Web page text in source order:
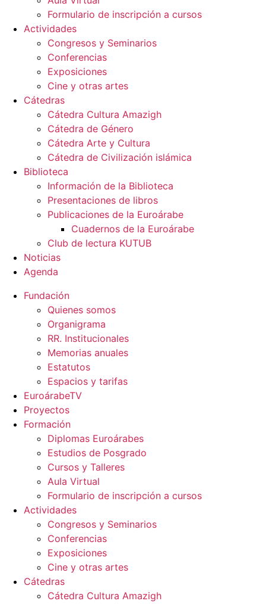
Formulario de inscripción a cursos
Actividades
Congresos y Seminarios
Conferencias
Exposiciones
Cine y otras artes
Cátedras
Cátedra Cultura Amazigh
Cátedra de Género
Cátedra Arte y Cultura
Cátedra de Civilización islámica
Biblioteca
Información de la Biblioteca
Presentaciones de libros
Publicaciones de la Euroárabe
Cuadernos de la Euroárabe
Club de lectura KUTUB
Noticias
Agenda
Fundación
Quienes somos
Organigrama
RR. Institucionales
Memorias anuales
Estatutos
Espacios y tarifas
EuroárabeTV
Proyectos
Formación
Diplomas Euroárabes
Estudios de Posgrado
Cursos y Talleres
Aula Virtual
Formulario de inscripción a cursos
Actividades
Congresos y Seminarios
Conferencias
Exposiciones
Cine y otras artes
Cátedras
Cátedra Cultura Amazigh